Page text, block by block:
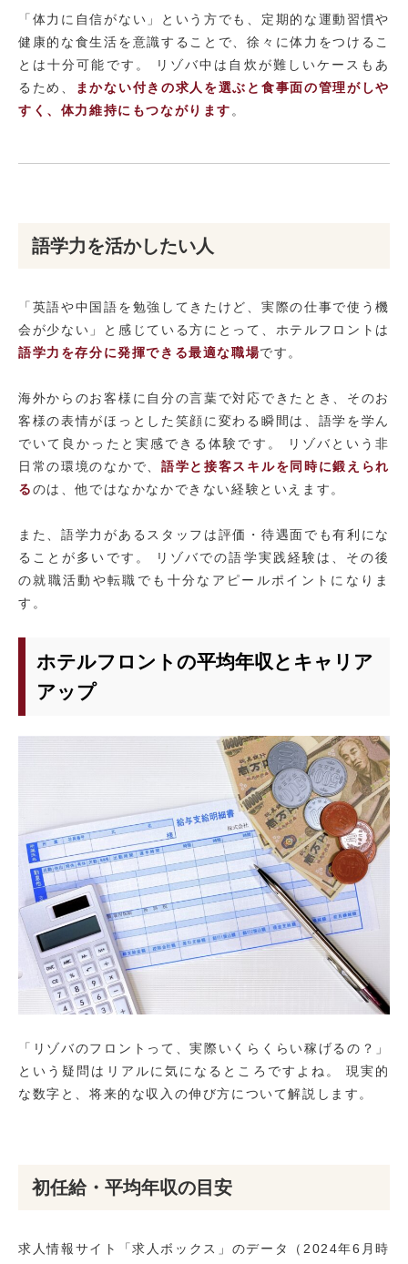
「体力に自信がない」という方でも、定期的な運動習慣や
健康的な食生活を意識することで、徐々に体力をつけるこ
とは十分可能です。 リゾバ中は自炊が難しいケースもあ
るため、
まかない付きの求人を選ぶと食事面の管理がしや
すく、体力維持にもつながります 。
語学力を活かしたい人
「英語や中国語を勉強してきたけど、実際の仕事で使う機
会が少ない」と感じている方にとって、ホテルフロントは
語学力を存分に発揮できる最適な職場です。
海外からのお客様に自分の言葉で対応できたとき、そのお
客様の表情がほっとした笑顔に変わる瞬間は、語学を学ん
でいて良かったと実感できる体験です。 リゾバという非
日常の環境のなかで、 語学と接客スキルを同時に鍛えられ
るのは、他ではなかなかできない経験といえます。
また、語学力があるスタッフは評価・待遇面でも有利にな
ることが多いです。 リゾバでの語学実践経験は、その後
の就職活動や転職でも十分なアピールポイントになりま
す。
ホテルフロントの平均年収とキャリア
アップ
「リゾバのフロントって、実際いくらくらい稼げるの？」
という疑問はリアルに気になるところですよね。 現実的
な数字と、将来的な収入の伸び方について解説します。
初任給・平均年収の目安
求人情報サイト「求人ボックス」のデータ（2024年6月時